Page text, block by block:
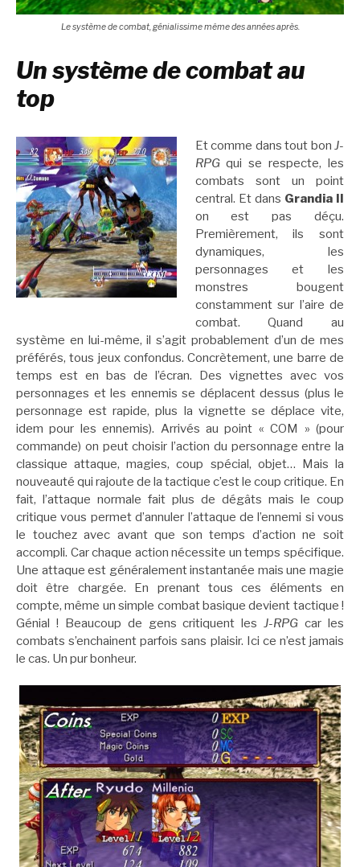
Le système de combat, génialissime même des années après.
Un système de combat au
top
Et comme dans tout bon J-
RPGqui se respecte, les
combats sont un point
central. Et dans Grandia II
on est pas déçu.
Premièrement, ils sont
dynamiques, les
personnages et les
monstres bougent
constamment sur l’aire de
combat. Quand au
système en lui-même, il s’agit probablement d’un de mes
préférés, tous jeux confondus. Concrètement, une barre de
temps est en bas de l’écran. Des vignettes avec vos
personnages et les ennemis se déplacent dessus (plus le
personnage est rapide, plus la vignette se déplace vite,
idem pour les ennemis). Arrivés au point « COM » (pour
commande) on peut choisir l’action du personnage entre la
classique attaque, magies, coup spécial, objet… Mais la
nouveauté qui rajoute de la tactique c’est le coup critique. En
fait, l’attaque normale fait plus de dégâts mais le coup
critique vous permet d’annuler l’attaque de l’ennemi si vous
le touchez avec avant que son temps d’action ne soit
accompli. Car chaque action nécessite un temps spécifique.
Une attaque est généralement instantanée mais une magie
doit être chargée. En prenant tous ces éléments en
compte, même un simple combat basique devient tactique !
Génial ! Beaucoup de gens critiquent lesJ-RPG car les
combats s’enchainent parfois sans plaisir. Ici ce n’est jamais
le cas. Un pur bonheur.